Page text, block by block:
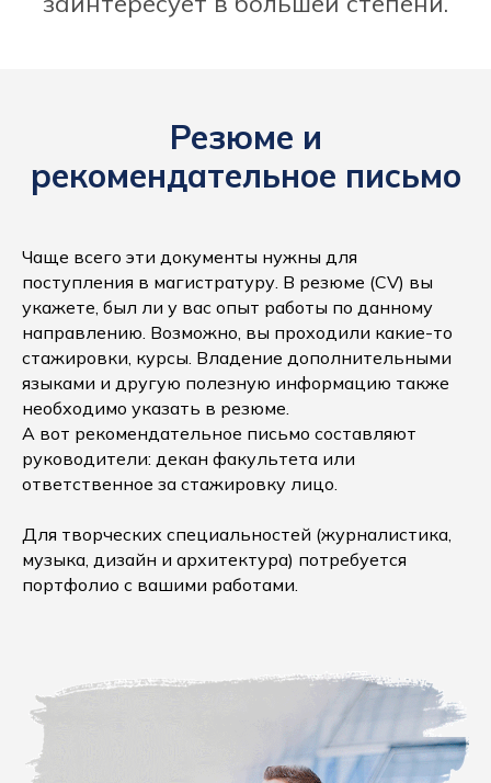
Резюме и
рекомендательное письмо
Чаще всего эти документы нужны для
поступления в магистратуру. В резюме (CV) вы
укажете, был ли у вас опыт работы по данному
направлению. Возможно, вы проходили какие-то
стажировки, курсы. Владение дополнительными
языками и другую полезную информацию также
необходимо указать в резюме.
А вот рекомендательное письмо составляют
руководители: декан факультета или
ответственное за стажировку лицо.
Для творческих специальностей (журналистика,
музыка, дизайн и архитектура) потребуется
портфолио с вашими работами.